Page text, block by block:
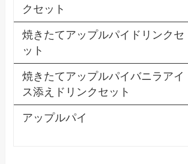
クセット
焼きたてアップルパイドリンクセ
ット
焼きたてアップルパイバニラアイ
ス添えドリンクセット
アップルパイ